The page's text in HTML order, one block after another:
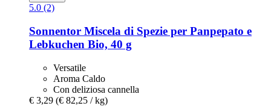
5.0 (2)
Sonnentor Miscela di Spezie per Panpepato e
Lebkuchen Bio, 40 g
Versatile
Aroma Caldo
Con deliziosa cannella
€ 3,29 (€ 82,25 / kg)